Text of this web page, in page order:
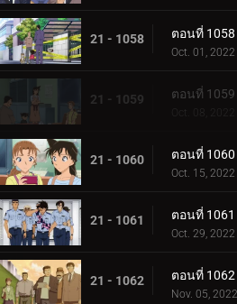
21 - 1058
Oct. 01, 2022
21 - 1059
Oct. 08, 2022
21 - 1060
Oct. 15, 2022
21 - 1061
Oct. 29, 2022
21 - 1062
Nov. 05, 2022